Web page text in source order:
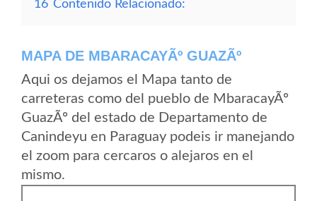
16 Contenido Relacionado:
MAPA DE MBARACAYÃº GUAZÃº
Aqui os dejamos el Mapa tanto de
carreteras como del pueblo de MbaracayÃº
GuazÃº del estado de Departamento de
Canindeyu en Paraguay podeis ir manejando
el zoom para cercaros o alejaros en el
mismo.